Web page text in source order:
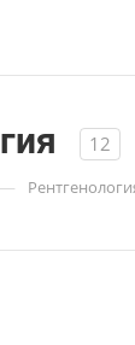
12
—